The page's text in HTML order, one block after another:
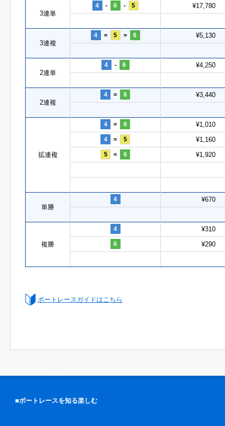
3連単
4 - 6 - 5 ¥17,780
3連複
4 = 5 = 6 ¥5,130
2連単
4 - 6 ¥4,250
2連複
4 = 6 ¥3,440
拡連複
4 = 6 ¥1,010
4 = 5 ¥1,160
5 = 6 ¥1,920
単勝
4 ¥670
複勝
4 ¥310
6 ¥290
ボートレースガイドはこちら
■ボートレースを知る楽しむ